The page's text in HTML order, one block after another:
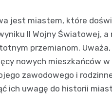
jest miastem, które
II Wojny Światowej, a
przemianom.
nowych mieszkańców
zawodowego i
ich uwagę do historii